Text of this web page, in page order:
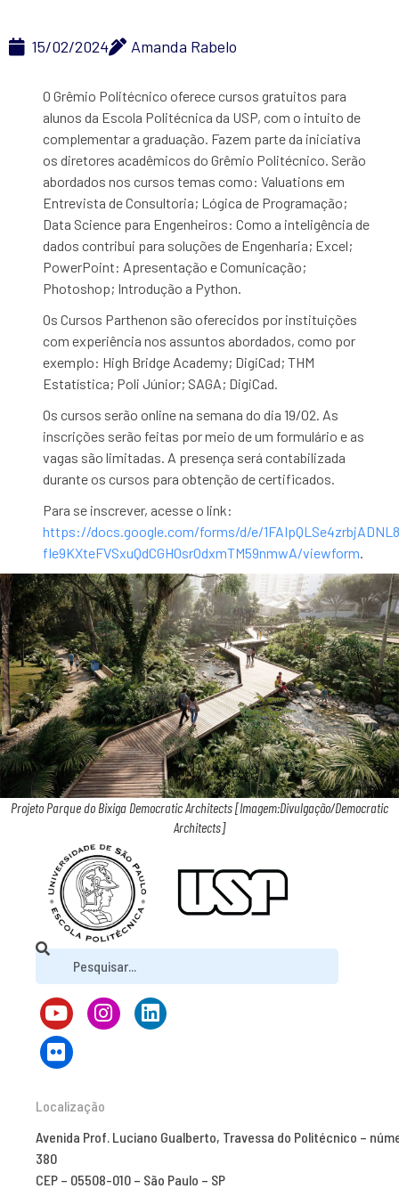
15/02/2024 Amanda Rabelo
O Grêmio Politécnico oferece cursos gratuitos para
alunos da Escola Politécnica da USP, com o intuito de
complementar a graduação. Fazem parte da iniciativa
os diretores acadêmicos do Grêmio Politécnico. Serão
abordados nos cursos temas como: Valuations em
Entrevista de Consultoria; Lógica de Programação;
Data Science para Engenheiros: Como a inteligência de
dados contribui para soluções de Engenharia; Excel;
PowerPoint: Apresentação e Comunicação;
Photoshop; Introdução a Python.
Os Cursos Parthenon são oferecidos por instituições
com experiência nos assuntos abordados, como por
exemplo: High Bridge Academy; DigiCad; THM
Estatística; Poli Júnior; SAGA; DigiCad.
Os cursos serão online na semana do dia 19/02. As
inscrições serão feitas por meio de um formulário e as
vagas são limitadas. A presença será contabilizada
durante os cursos para obtenção de certificados.
Para se inscrever, acesse o link:
https://docs.google.com/forms/d/e/
fIe9KXteFVSxuQdCGH0srOdxmTM59nmwA/viewform.
Projeto Parque do Bixiga Democratic Architects [Imagem:Divulgação/Democratic
Architects]
Localização
Avenida Prof. Luciano Gualberto, Travessa do Politécnico –
380
CEP – 05508-010 – São Paulo – SP